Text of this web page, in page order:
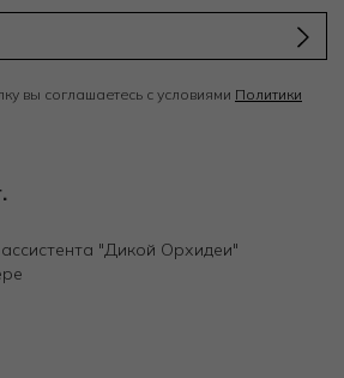
вы соглашаетесь с условиями Политики
"Дикой Орхидеи"